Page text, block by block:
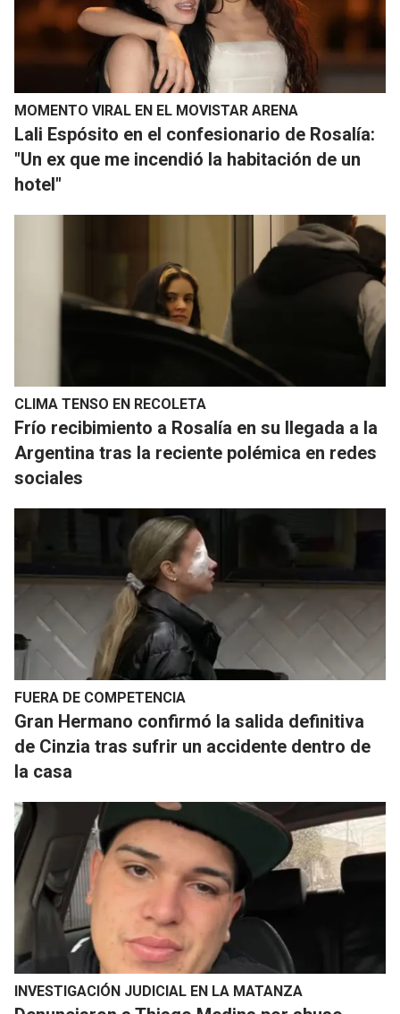
MOMENTO VIRAL EN EL MOVISTAR ARENA
Lali Espósito en el confesionario de Rosalía:
"Un ex que me incendió la habitación de un
hotel"
CLIMA TENSO EN RECOLETA
Frío recibimiento a Rosalía en su llegada a la
Argentina tras la reciente polémica en redes
sociales
FUERA DE COMPETENCIA
​Gran Hermano confirmó la salida definitiva
de Cinzia tras sufrir un accidente dentro de
la casa
INVESTIGACIÓN JUDICIAL EN LA MATANZA